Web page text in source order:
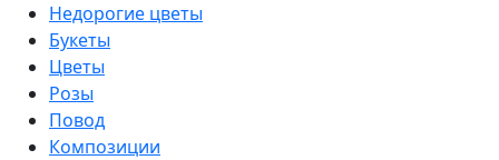
Недорогие цветы
Букеты
Цветы
Розы
Повод
Композиции